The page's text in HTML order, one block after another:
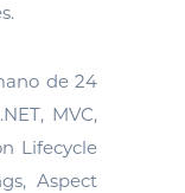
de 24
MVC,
Lifecycle
Aspect